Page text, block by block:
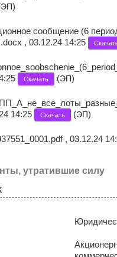
ЭП)
сообщение (6
, 03.12.24 14:25
Скачать (ЭП)
14:25
Скачать (ЭП)
, 03.12.24
утратившие силу